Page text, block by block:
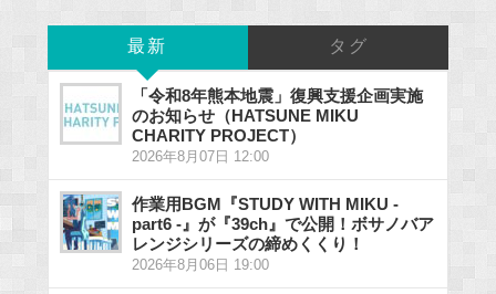
最新 タグ
「令和8年熊本地震」復興支援企画実施
のお知らせ（HATSUNE MIKU
CHARITY PROJECT）
2026年8月07日 12:00
作業用BGM『STUDY WITH MIKU -
part6 -』が『39ch』で公開！ボサノバア
レンジシリーズの締めくくり！
2026年8月06日 19:00